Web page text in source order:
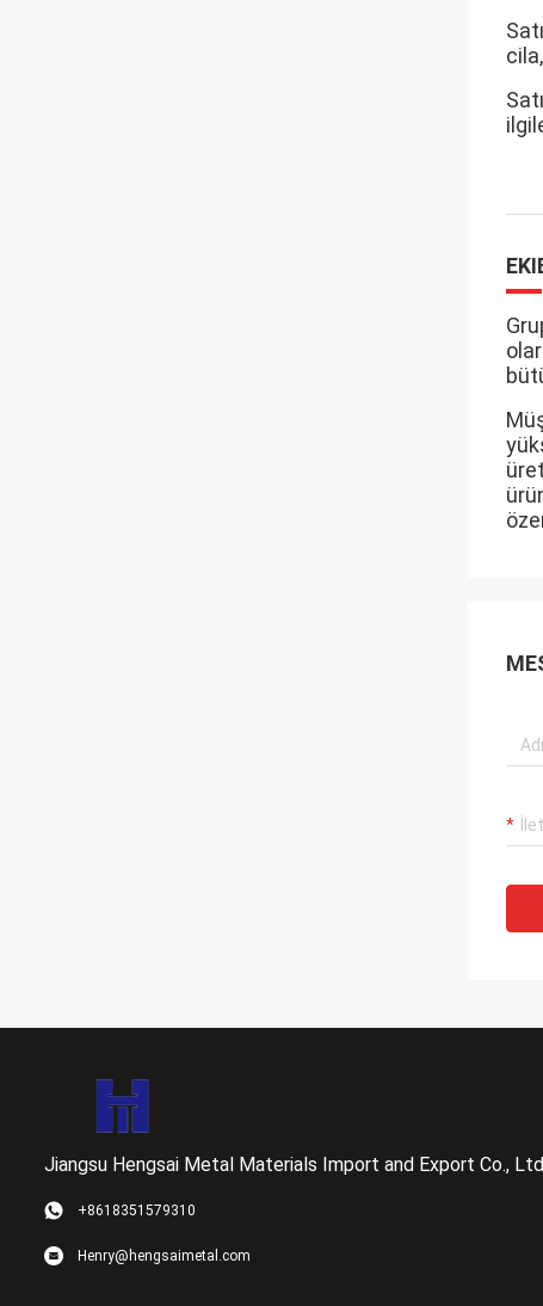
cila,
Jiangsu Hengsai Metal Materials Import and Export Co.,
+8618351579310
Henry@hengsaimetal.com